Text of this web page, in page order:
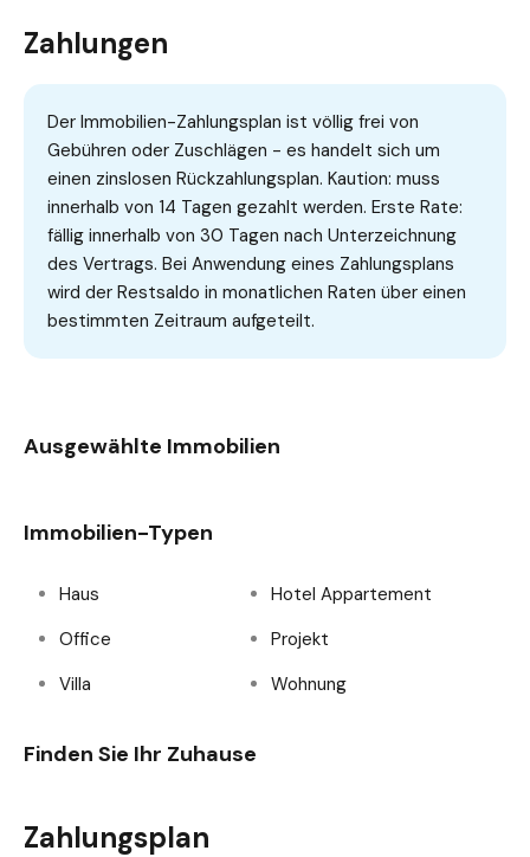
Zahlungen
Der Immobilien-Zahlungsplan ist völlig frei von
Gebühren oder Zuschlägen - es handelt sich um
einen zinslosen Rückzahlungsplan. Kaution: muss
innerhalb von 14 Tagen gezahlt werden. Erste Rate:
fällig innerhalb von 30 Tagen nach Unterzeichnung
des Vertrags. Bei Anwendung eines Zahlungsplans
wird der Restsaldo in monatlichen Raten über einen
bestimmten Zeitraum aufgeteilt.
Ausgewählte Immobilien
Immobilien-Typen
Haus
Hotel Appartement
Office
Projekt
Villa
Wohnung
Finden Sie Ihr Zuhause
Zahlungsplan